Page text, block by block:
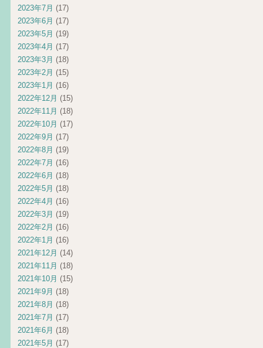
2023年7月 (17)
2023年6月 (17)
2023年5月 (19)
2023年4月 (17)
2023年3月 (18)
2023年2月 (15)
2023年1月 (16)
2022年12月 (15)
2022年11月 (18)
2022年10月 (17)
2022年9月 (17)
2022年8月 (19)
2022年7月 (16)
2022年6月 (18)
2022年5月 (18)
2022年4月 (16)
2022年3月 (19)
2022年2月 (16)
2022年1月 (16)
2021年12月 (14)
2021年11月 (18)
2021年10月 (15)
2021年9月 (18)
2021年8月 (18)
2021年7月 (17)
2021年6月 (18)
2021年5月 (17)